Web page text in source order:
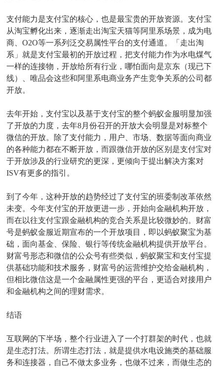
支付能力是支付宝的核心，也是最宝贵的开放资源。支付宝
从淘宝孵化出来，逐渐走出淘宝天猫等阿里系场景，成为电
商、O2O等一系列泛交易属性平台的支付通道。「走出淘
系」就是支付宝最初的开放过程，把支付能力作为水电煤气
一样的连接物，开放给所有行业，哪怕面向是京东（现已下
线）、唯品会这些和阿里系电商业务产生竞争关系的公司都
开放。
去年开始，支付宝以及基于支付宝的整个蚂蚁金服明显加强
了开放的力度，去年8月份召开的开放大会明显是对标整个
微信的开放。除了支付能力，用户、市场、数据等面向商业
的各种能力都在不断开放，而跟微信开放的区别是支付宝对
于开放涉及的行业研究的更深，更倾向于提出解决方案对
ISV有更多的指引。
到了今年，这种开放的趋势经过了支付宝的班委制改革依然
未变。今年支付宝的开放更进一步，开始向金融机构开放，
而在以往支付宝跟金融机构的竞合关系是比较微妙的。财富
号是蚂蚁金服近期宣布的一个开放项目，即以蚂蚁聚宝为基
础，面向基金、保险、银行等传统金融机构提供开放平台。
财富号形态和微信的公众号有些类似，蚂蚁聚宝和支付宝提
供基础功能和技术服务，财富号的运营维护交给金融机构，
但相比微信这是一个金融属性更强的平台，更适合对接用户
和金融机构之间的理财需求。
结语
互联网的下半场，整个行业进入了一个打群架的时代，也就
是生态打法。所谓生态打法，就是提供水电设施类的基础服
务和连接器，自己不做太多业务，也做不过来，而做生态的